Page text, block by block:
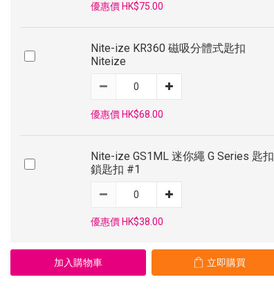
優惠價 HK$75.00
Nite-ize KR360 磁吸分體式匙扣
Niteize
優惠價 HK$68.00
Nite-ize GS1ML 迷你繩 G Series 匙扣
鎖匙扣 #1
優惠價 HK$38.00
加入購物車 立即購買